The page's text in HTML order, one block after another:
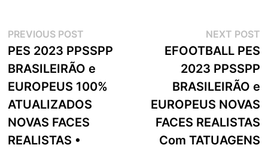
Navegação
de
artigos
PREVIOUS POSTPrevious
post:
PES 2023 PPSSPP
BRASILEIRÃO e
EUROPEUS 100%
ATUALIZADOS
NOVAS FACES
REALISTAS •
NEXT POST
EFOOTBALL PES
2023 PPSSPP
BRASILEIRÃO e
EUROPEUS NOVAS
FACES REALISTAS
Com TATUAGENS